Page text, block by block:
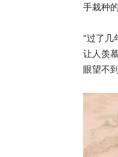
手栽种
“过了几
让人羡
眼望不